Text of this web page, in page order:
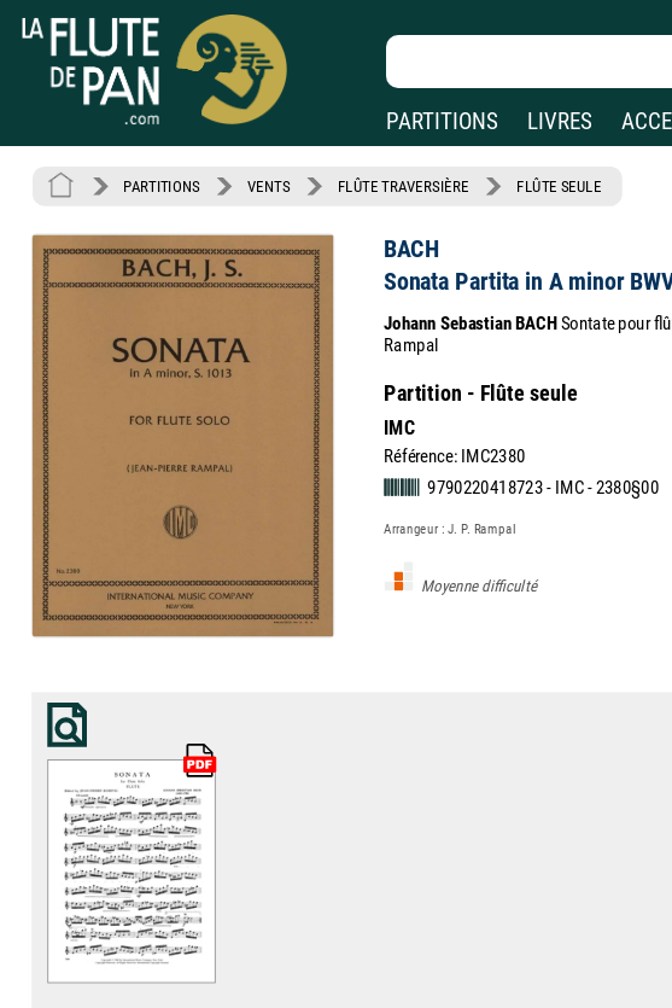
PARTITIONS LIVRES
PARTITIONS VENTS FLÛTE TRAVERSIÈRE FLÛTE SEULE
BACH
Sonata Partita in A minor
Johann Sebastian BACHSontate pour
Rampal
Partition - Flûte seule
IMC
Référence: IMC2380
9790220418723 - IMC - 2380§00
Arrangeur : J. P. Rampal
Moyenne difficulté